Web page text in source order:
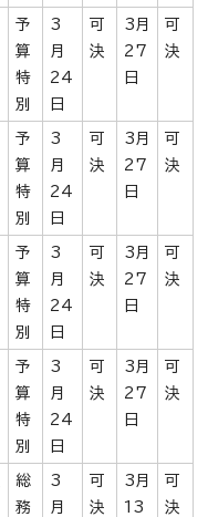
予
算
特
別
3
月
24
日
可
決
3月
27
日
可
決
予
算
特
別
3
月
24
日
可
決
3月
27
日
可
決
予
算
特
別
3
月
24
日
可
決
3月
27
日
可
決
予
算
特
別
3
月
24
日
可
決
3月
27
日
可
決
総
務
3
月
可
決
3月
13
可
決